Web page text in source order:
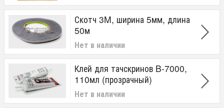
Скотч 3M, ширина 5мм, длина
50м
Нет в наличии
Клей для тачскринов B-7000,
110мл (прозрачный)
Нет в наличии